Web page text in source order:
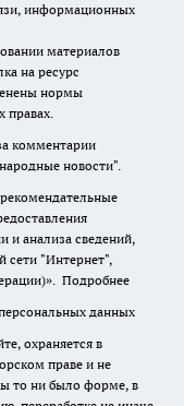
информационных
материалов
на ресурс
нормы
правах.
комментарии
новости".
и анализа сведений,
сети "Интернет",
Подробнее
данных
охраняется в
праве и не
то ни было форме, в